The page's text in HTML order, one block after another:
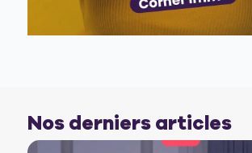
Nos derniers articles